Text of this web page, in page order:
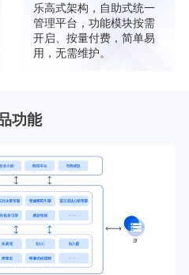
乐高式架构，自助式统一
管理平台，功能模块按需
开启、按量付费，简单易
用，无需维护。
功能